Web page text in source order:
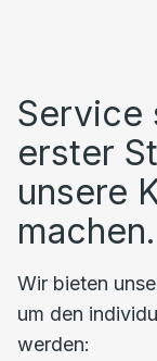
Service
erster
unsere
machen.
Wir bieten
um den
werden: